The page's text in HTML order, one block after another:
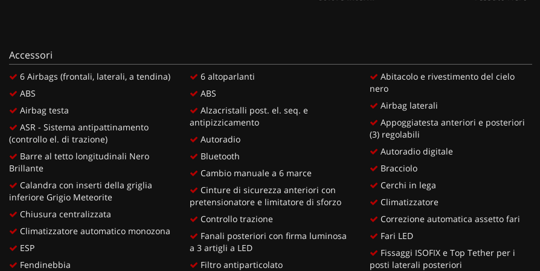
Accessori
6 Airbags (frontali, laterali, a tendina)
ABS
Airbag testa
ASR - Sistema antipattinamento
(controllo el. di trazione)
Barre al tetto longitudinali Nero
Brillante
Calandra con inserti della griglia
inferiore Grigio Meteorite
Chiusura centralizzata
Climatizzatore automatico monozona
ESP
Fendinebbia
6 altoparlanti
ABS
Alzacristalli post. el. seq. e
antipizzicamento
Autoradio
Bluetooth
Cambio manuale a 6 marce
Cinture di sicurezza anteriori con
pretensionatore e limitatore di sforzo
Controllo trazione
Fanali posteriori con firma luminosa
a 3 artigli a LED
Filtro antiparticolato
Abitacolo e rivestimento del cielo
nero
Airbag laterali
Appoggiatesta anteriori e posteriori
(3) regolabili
Autoradio digitale
Bracciolo
Cerchi in lega
Climatizzatore
Correzione automatica assetto fari
Fari LED
Fissaggi ISOFIX e Top Tether per i
posti laterali posteriori